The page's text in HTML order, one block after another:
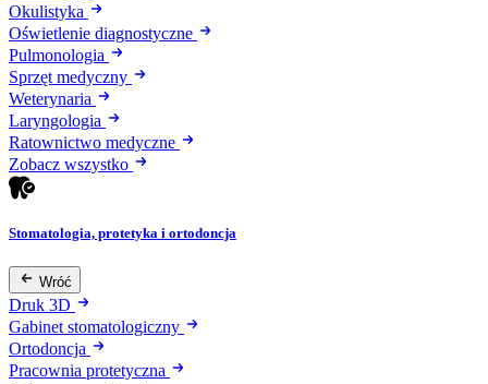
Okulistyka
Oświetlenie diagnostyczne
Pulmonologia
Sprzęt medyczny
Weterynaria
Laryngologia
Ratownictwo medyczne
Zobacz wszystko
Stomatologia, protetyka i ortodoncja
Wróć
Druk 3D
Gabinet stomatologiczny
Ortodoncja
Pracownia protetyczna